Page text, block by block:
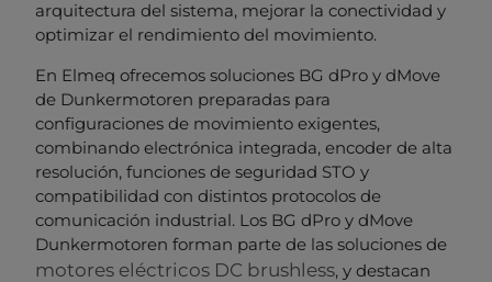
arquitectura del sistema, mejorar la conectividad y
optimizar el rendimiento del movimiento.
En Elmeq ofrecemos soluciones BG dPro y dMove
de Dunkermotoren preparadas para
configuraciones de movimiento exigentes,
combinando electrónica integrada, encoder de alta
resolución, funciones de seguridad STO y
compatibilidad con distintos protocolos de
comunicación industrial. Los BG dPro y dMove
Dunkermotoren forman parte de las soluciones de
motores eléctricos DC brushless, y destacan